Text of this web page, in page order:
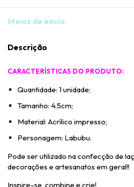
Meios de envio
Descrição
CARACTERÍSTICAS DO PRODUTO:
Quantidade: 1 unidade;
Tamanho: 4.5cm;
Material: Acrílico impresso;
Personagem: Labubu.
Pode ser utilizado na confecção de
decorações e artesanatos em geral!!
Inspire-se, combine e crie!